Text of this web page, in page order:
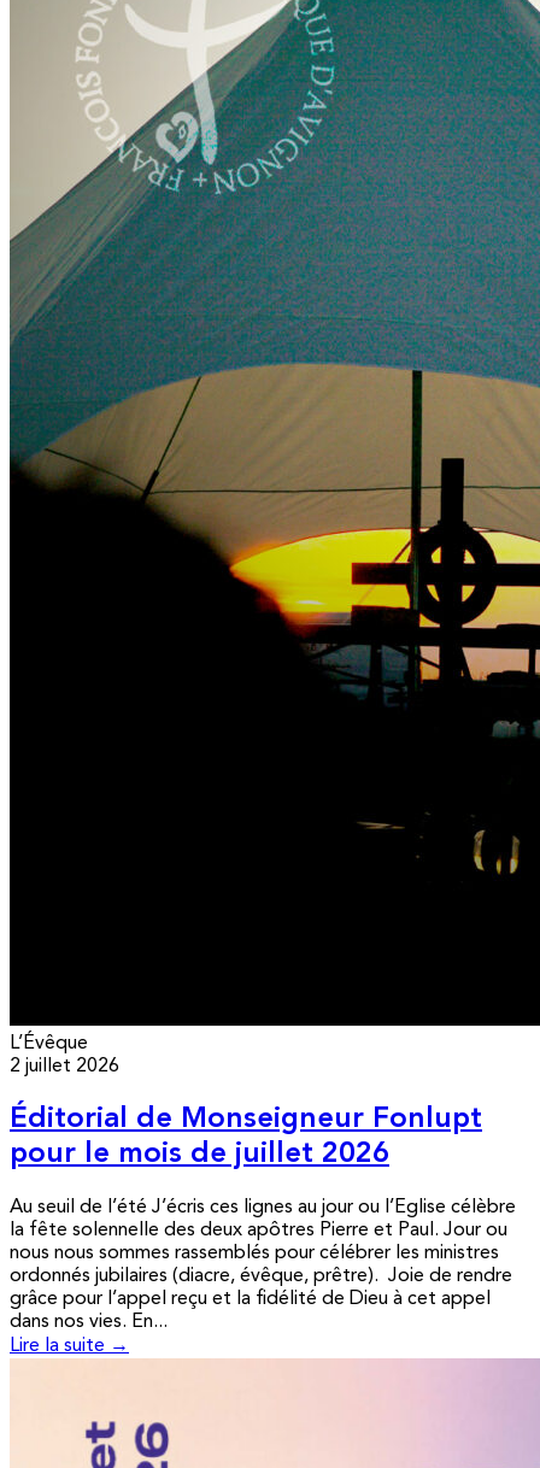
L’Évêque
2 juillet 2026
Éditorial de Monseigneur Fonlupt
pour le mois de juillet 2026
Au seuil de l’été J’écris ces lignes au jour ou l’Eglise célèbre
la fête solennelle des deux apôtres Pierre et Paul. Jour ou
nous nous sommes rassemblés pour célébrer les ministres
ordonnés jubilaires (diacre, évêque, prêtre). Joie de rendre
grâce pour l’appel reçu et la fidélité de Dieu à cet appel
dans nos vies. En...
Lire la suite →